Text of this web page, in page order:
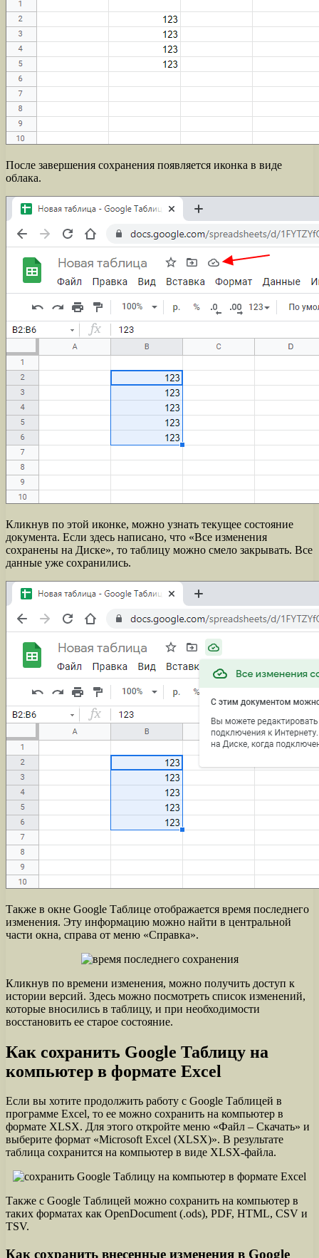
После завершения сохранения появляется иконка в виде
облака.
Кликнув по этой иконке, можно узнать текущее состояние
документа. Если здесь написано, что «Все изменения
сохранены на Диске», то таблицу можно смело закрывать. Все
данные уже сохранились.
Также в окне Google Таблице отображается время последнего
изменения. Эту информацию можно найти в центральной
части окна, справа от меню «Справка».
Кликнув по времени изменения, можно получить доступ к
истории версий. Здесь можно посмотреть список изменений,
которые вносились в таблицу, и при необходимости
восстановить ее старое состояние.
Как сохранить Google Таблицу на
компьютер в формате Excel
Если вы хотите продолжить работу с Google Таблицей в
программе Excel, то ее можно сохранить на компьютер в
формате XLSX. Для этого откройте меню «Файл – Скачать» и
выберите формат «Microsoft Excel (XLSX)». В результате
таблица сохранится на компьютер в виде XLSX-файла.
Также с Google Таблицей можно сохранить на компьютер в
таких форматах как OpenDocument (.ods), PDF, HTML, CSV и
TSV.
Как сохранить внесенные изменения в Google